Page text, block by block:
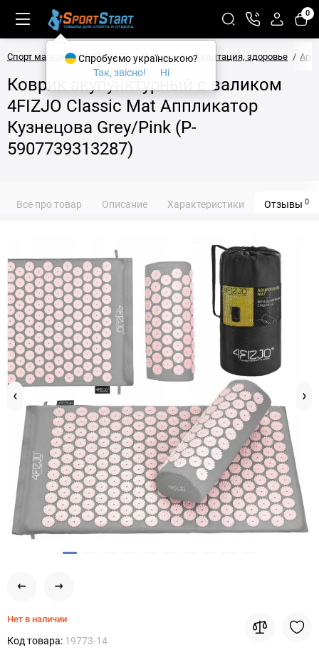
0
Спорт магазин SPORTSTART Массаж, реабилитация, здоровье
Коврик акупунктурный с валиком
4FIZJO Classic Mat Аппликатор
Кузнецова Grey/Pink (P-
5907739313287)
Все про товар Описание Характеристики Отзывы 0
Нет в наличии
Код товара: 19773-14
Спробуємо українською?
Так, звісно!
Ні